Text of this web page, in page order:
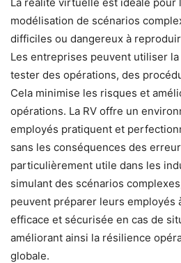
modélisation de scénarios
difficiles ou dangereux à
Les entreprises peuvent utiliser
tester des opérations, des
Cela minimise les risques et
opérations. La RV offre un
employés pratiquent et
sans les conséquences des
particulièrement utile dans les
simulant des scénarios
peuvent préparer leurs employés
efficace et sécurisée en cas de
améliorant ainsi la résilience
globale.